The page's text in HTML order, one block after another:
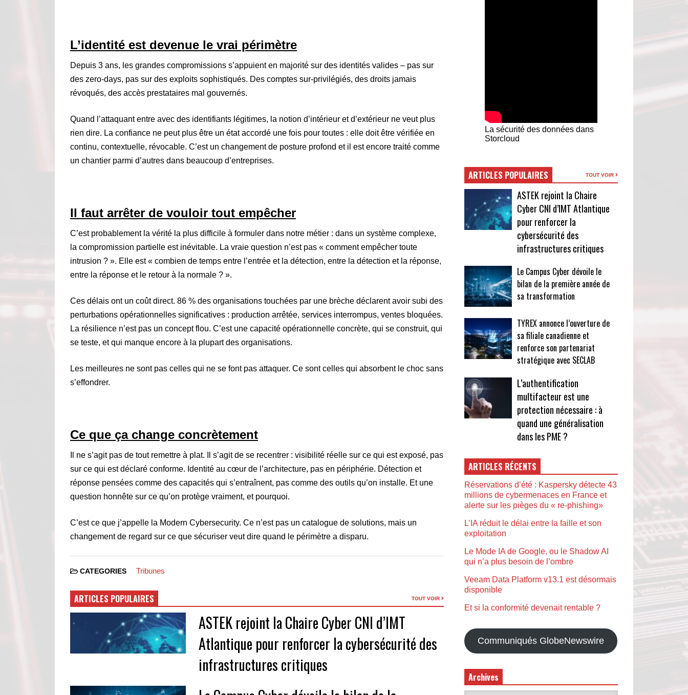
L’identité est devenue le vrai périmètre
Depuis 3 ans, les grandes compromissions s’appuient en majorité sur des identités valides – pas sur
des zero-days, pas sur des exploits sophistiqués. Des comptes sur-privilégiés, des droits jamais
révoqués, des accès prestataires mal gouvernés.
Quand l’attaquant entre avec des identifiants légitimes, la notion d’intérieur et d’extérieur ne veut plus
rien dire. La confiance ne peut plus être un état accordé une fois pour toutes : elle doit être vérifiée en
continu, contextuelle, révocable. C’est un changement de posture profond et il est encore traité comme
un chantier parmi d’autres dans beaucoup d’entreprises.
Il faut arrêter de vouloir tout empêcher
C’est probablement la vérité la plus difficile à formuler dans notre métier : dans un système complexe,
la compromission partielle est inévitable. La vraie question n’est pas « comment empêcher toute
intrusion ? ». Elle est « combien de temps entre l’entrée et la détection, entre la détection et la réponse,
entre la réponse et le retour à la normale ? ».
Ces délais ont un coût direct. 86 % des organisations touchées par une brèche déclarent avoir subi des
perturbations opérationnelles significatives : production arrêtée, services interrompus, ventes bloquées.
La résilience n’est pas un concept flou. C’est une capacité opérationnelle concrète, qui se construit, qui
se teste, et qui manque encore à la plupart des organisations.
Les meilleures ne sont pas celles qui ne se font pas attaquer. Ce sont celles qui absorbent le choc sans
s’effondrer.
Ce que ça change concrètement
Il ne s’agit pas de tout remettre à plat. Il s’agit de se recentrer : visibilité réelle sur ce qui est exposé, pas
sur ce qui est déclaré conforme. Identité au cœur de l’architecture, pas en périphérie. Détection et
réponse pensées comme des capacités qui s’entraînent, pas comme des outils qu’on installe. Et une
question honnête sur ce qu’on protège vraiment, et pourquoi.
C’est ce que j’appelle la Modern Cybersecurity. Ce n’est pas un catalogue de solutions, mais un
changement de regard sur ce que sécuriser veut dire quand le périmètre a disparu.
CATEGORIES Tribunes
ARTICLES POPULAIRES TOUT VOIR
ASTEK rejoint la Chaire Cyber CNI d’IMT
Atlantique pour renforcer la cybersécurité des
infrastructures critiques
La sécurité des données dans
Storcloud
ARTICLES POPULAIRES TOUT VOIR
ASTEK rejoint la Chaire
Cyber CNI d’IMT Atlantique
pour renforcer la
cybersécurité des
infrastructures critiques
Le Campus Cyber dévoile le
bilan de la première année de
sa transformation
TYREX annonce l’ouverture de
sa filiale canadienne et
renforce son partenariat
stratégique avec SECLAB
L’authentification
multifacteur est une
protection nécessaire : à
quand une généralisation
dans les PME ?
ARTICLES RÉCENTS
Réservations d’été : Kaspersky détecte 43
millions de cybermenaces en France et
alerte sur les pièges du « re-phishing»
L’IA réduit le délai entre la faille et son
exploitation
Le Mode IA de Google, ou le Shadow AI
qui n’a plus besoin de l’ombre
Veeam Data Platform v13.1 est désormais
disponible
Et si la conformité devenait rentable ?
Communiqués GlobeNewswire
Archives